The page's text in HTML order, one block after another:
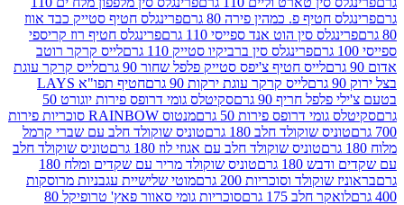
פ. כמהין פירה 80 גרם
פרינגלס חטיף סטייק כבד אווז
סין הוט אנד ספייסי 110 גרם
פרינגלס חטיף רוז קריספי
פרינגלס סין ברביקיו סטייק 110 גרם
לייס קרקר רוטב
לייס חטיף צ'יפס סטייק פלפל שחור 90 גרם
לייס קרקר עוגת
לייס קרקר עוגת ירקות 90 גרם
חטיף תפו"א LAYS
חריף 90 גרם
סקיטלס גומי דרופס פירות יוגורט 50
דרופס פירות 50 גרם
מנטוס RAINBOW סוכריות פירות
שוקולד חלב 180 גרם
טוניס שוקולד חלב עם שברי קרמל
טוניס שוקולד חלב עם אגוזי לוז 180 גרם
טוניס שוקולד חלב
180 גרם
טוניס שוקולד מריר עם שקדים ומלח 180
וסוכריות 200 גרם
מוטי שלישיית עגבניות מרוסקות
חלב 175 גרם
סוכריות גומי סאוור פאץ' טרופיקל 80